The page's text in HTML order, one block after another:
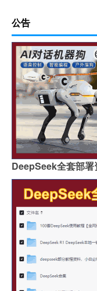
公告
DeepSeek全套部